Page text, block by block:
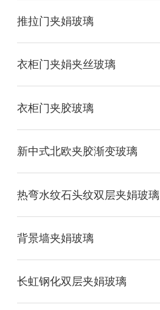
推拉门夹娟玻璃
衣柜门夹娟夹丝玻璃
衣柜门夹胶玻璃
新中式北欧夹胶渐变玻璃
热弯水纹石头纹双层夹娟玻璃
背景墙夹娟玻璃
长虹钢化双层夹娟玻璃